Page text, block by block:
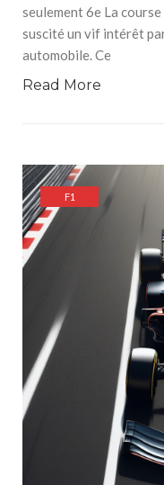
seulement 6e La
suscité un vif intérêt
automobile. Ce
Read More
F1